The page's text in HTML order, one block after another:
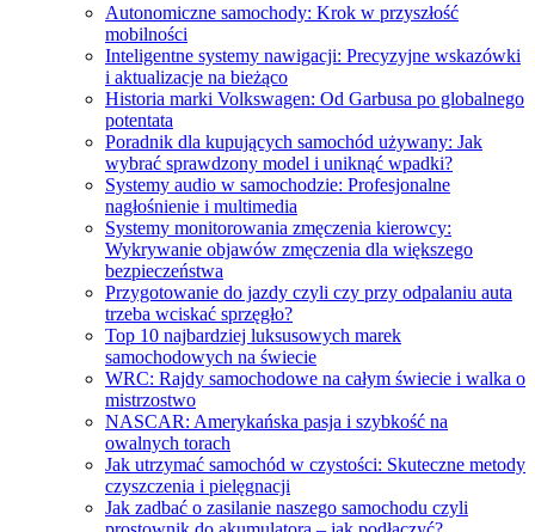
Autonomiczne samochody: Krok w przyszłość
mobilności
Inteligentne systemy nawigacji: Precyzyjne wskazówki
i aktualizacje na bieżąco
Historia marki Volkswagen: Od Garbusa po globalnego
potentata
Poradnik dla kupujących samochód używany: Jak
wybrać sprawdzony model i uniknąć wpadki?
Systemy audio w samochodzie: Profesjonalne
nagłośnienie i multimedia
Systemy monitorowania zmęczenia kierowcy:
Wykrywanie objawów zmęczenia dla większego
bezpieczeństwa
Przygotowanie do jazdy czyli czy przy odpalaniu auta
trzeba wciskać sprzęgło?
Top 10 najbardziej luksusowych marek
samochodowych na świecie
WRC: Rajdy samochodowe na całym świecie i walka o
mistrzostwo
NASCAR: Amerykańska pasja i szybkość na
owalnych torach
Jak utrzymać samochód w czystości: Skuteczne metody
czyszczenia i pielęgnacji
Jak zadbać o zasilanie naszego samochodu czyli